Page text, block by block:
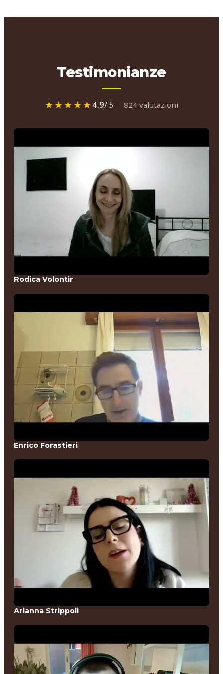
Testimonianze
★★★★★4.9/ 5— 824 valutazioni
Rodica Volontir
Enrico Forastieri
Arianna Strippoli